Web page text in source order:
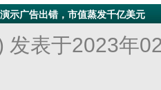
示广告出错，市值蒸发千亿美元
发表于2023年